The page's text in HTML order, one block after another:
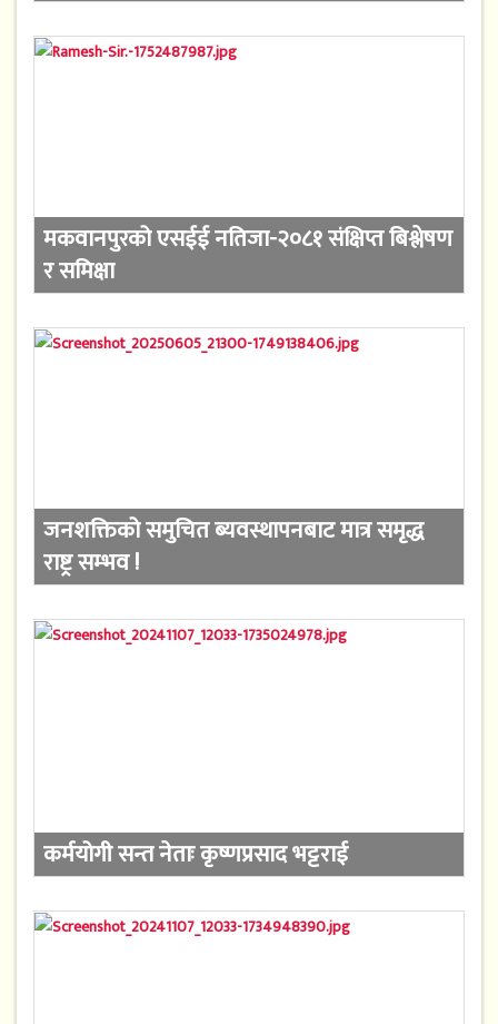
मकवानपुरको एसईई नतिजा-२०८१ संक्षिप्त बिश्लेषण
र समिक्षा
जनशक्तिको समुचित ब्यवस्थापनबाट मात्र समृद्ध
राष्ट्र सम्भव !
कर्मयोगी सन्त नेताः कृष्णप्रसाद भट्टराई